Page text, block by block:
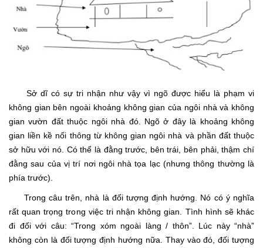
Sở dĩ có sự tri nhận như vậy vì ngõ được hiểu là phạm vi
không gian bên ngoài khoảng không gian của ngôi nhà và không
gian vườn đất thuộc ngôi nhà đó. Ngõ ở đây là khoảng không
gian liền kề nối thông từ không gian ngôi nhà và phần đất thuộc
sở hữu với nó. Có thể là đằng trước, bên trái, bên phải, thậm chí
đằng sau của vị trí nơi ngôi nhà tọa lạc (nhưng thông thường là
phía trước).
Trong câu trên, nhà là đối tượng định hướng. Nó có ý nghĩa
rất quan trọng trong việc tri nhận không gian. Tình hình sẽ khác
đi đối với câu: “Trong xóm ngoài làng / thôn”. Lúc này “nhà”
không còn là đối tượng định hướng nữa. Thay vào đó, đối tượng